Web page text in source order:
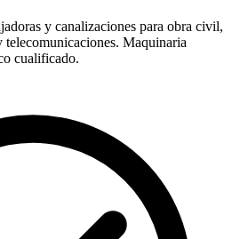
y canalizaciones para obra civil,
telecomunicaciones. Maquinaria
cualificado.